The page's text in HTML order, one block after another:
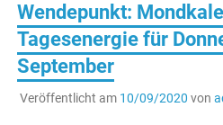
Wendepunkt:
Tagesenergie für
September
Veröffentlicht am 10/09/2020 von